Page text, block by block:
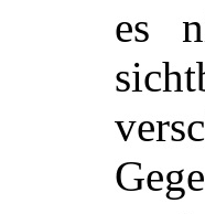
es